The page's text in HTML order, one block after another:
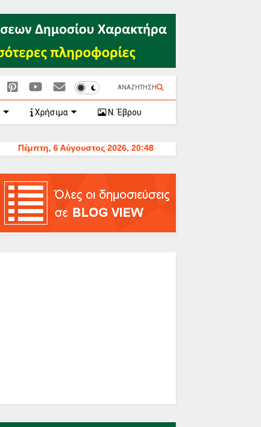
ΑΝΑΖΗΤΗΣΗ
Χρήσιμα Ν. Έβρου